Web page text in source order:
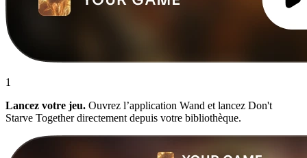
1
Lancez votre jeu. Ouvrez l’application Wand et lancez Don't
Starve Together directement depuis votre bibliothèque.